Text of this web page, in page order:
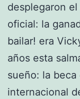
desplegaron
oficial: la
bailar! era
años esta
sueño: la
internacional